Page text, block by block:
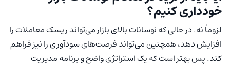
خودداری کنیم؟
لزوماً نه. در حالی که نوسانات بالای بازار می‌تواند ریسک معاملات را
افزایش دهد، همچنین می‌تواند فرصت‌های سودآوری را نیز فراهم
کند. پس بهتر است که یک استراتژی واضح و برنامه مدیریت